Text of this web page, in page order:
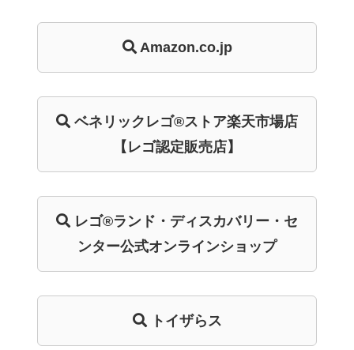
Amazon.co.jp
ベネリック レゴ®ストア楽天市場店
【レゴ認定販売店】
レゴ®ランド・ ディスカバリー・ セ
ンター公式オンラインショップ
トイザらス